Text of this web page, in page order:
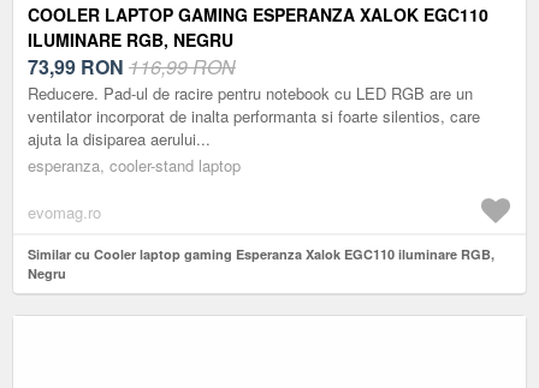
COOLER LAPTOP GAMING ESPERANZA XALOK EGC110
ILUMINARE RGB, NEGRU
73,99 RON 116,99 RON
Reducere. Pad-ul de racire pentru notebook cu LED RGB are un
ventilator incorporat de inalta performanta si foarte silentios, care
ajuta la disiparea aerului...
esperanza, cooler-stand laptop
evomag.ro
Similar cu Cooler laptop gaming Esperanza Xalok EGC110 iluminare RGB,
Negru